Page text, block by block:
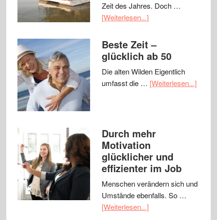
Zeit des Jahres. Doch …
[Weiterlesen...]
Beste Zeit –
glücklich ab 50
Die alten Wilden Eigentlich
umfasst die … [Weiterlesen...]
Durch mehr
Motivation
glücklicher und
effizienter im Job
Menschen verändern sich und
Umstände ebenfalls. So …
[Weiterlesen...]